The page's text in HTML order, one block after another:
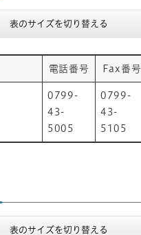
表のサイズを切り替える
電話番号 Fax番号
0799-
43-
5005
0799-
43-
5105
表のサイズを切り替える